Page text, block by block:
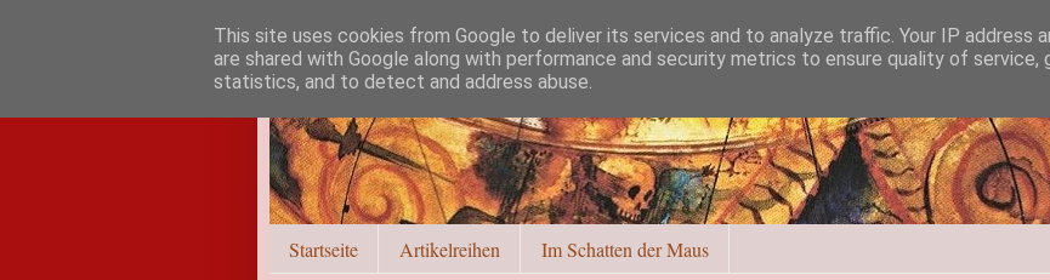
Startseite Artikelreihen Im Schatten der Maus
This site uses cookies from Google to deliver its services and to analyze traffic. Your IP address
are shared with Google along with performance and security metrics to ensure quality of service,
statistics, and to detect and address abuse.